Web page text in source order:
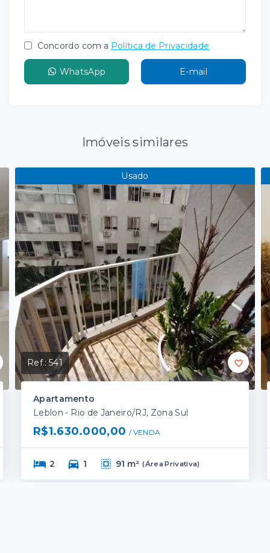
Concordo com a Política de Privacidade
WhatsApp E-mail
Imóveis similares
Usado
Ref.:541
Apartamento
Leblon - Rio de Janeiro/RJ, Zona Sul
R$1.630.000,00 / VENDA
2 1 91 m² (Área Privativa)